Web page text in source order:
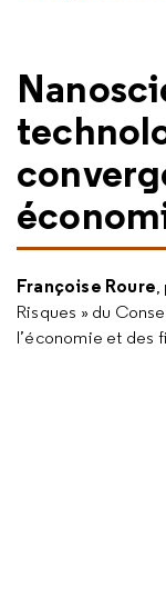
Françoise Roure,
Risques » du
l’économie et des